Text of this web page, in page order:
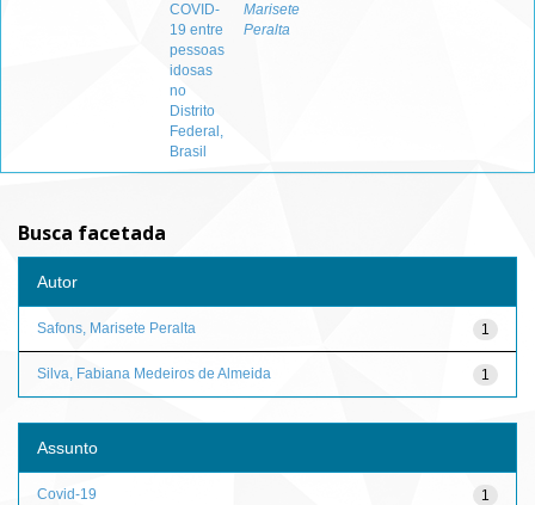
COVID-
19 entre
pessoas
idosas
no
Distrito
Federal,
Brasil
Marisete
Peralta
Busca facetada
Autor
1
Safons, Marisete Peralta
1
Silva, Fabiana Medeiros de Almeida
Assunto
1
Covid-19